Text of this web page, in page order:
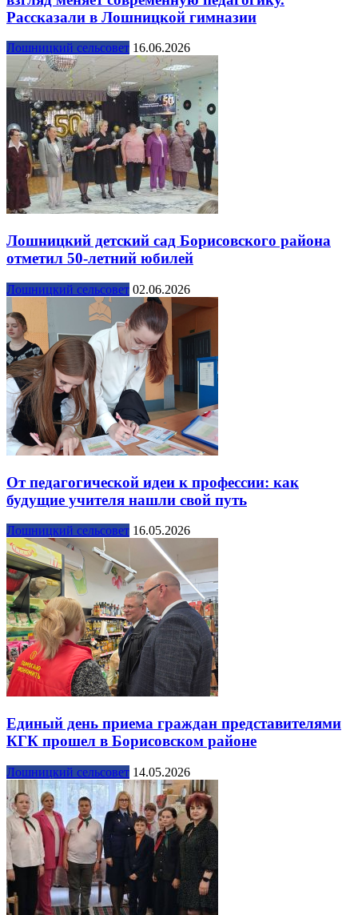
Рассказали в Лошницкой гимназии
Лошницкий сельсовет 16.06.2026
Лошницкий детский сад Борисовского района
отметил 50-летний юбилей
Лошницкий сельсовет 02.06.2026
От педагогической идеи к профессии: как
будущие учителя нашли свой путь
Лошницкий сельсовет 16.05.2026
Единый день приема граждан представителями
КГК прошел в Борисовском районе
Лошницкий сельсовет 14.05.2026